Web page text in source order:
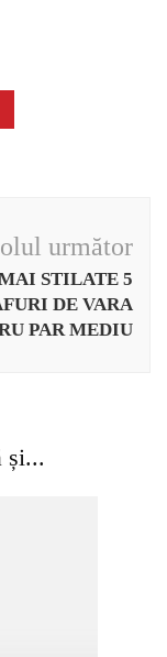
următor
STILATE 5
DE VARA
PAR MEDIU
și...